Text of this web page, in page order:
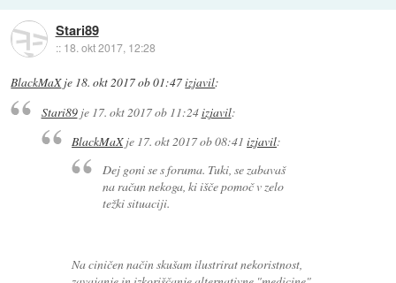
Stari89
:: 18. okt 2017, 12:28
BlackMaXje 18. okt 2017 ob 01:47izjavil:
Stari89je 17. okt 2017 ob 11:24izjavil:
BlackMaXje 17. okt 2017 ob 08:41 izjavil:
Dej goni se s foruma. Tuki, se zabavaš
na račun nekoga, ki išče pomoč v zelo
težki situaciji.
Na ciničen način skušam ilustrirat nekoristnost,